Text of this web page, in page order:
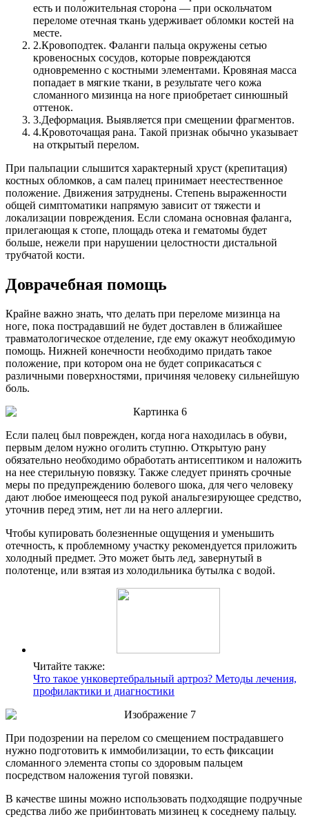
есть и положительная сторона — при оскольчатом
переломе отечная ткань удерживает обломки костей на
месте.
2.Кровоподтек. Фаланги пальца окружены сетью
кровеносных сосудов, которые повреждаются
одновременно с костными элементами. Кровяная масса
попадает в мягкие ткани, в результате чего кожа
сломанного мизинца на ноге приобретает синюшный
оттенок.
3.Деформация. Выявляется при смещении фрагментов.
4.Кровоточащая рана. Такой признак обычно указывает
на открытый перелом.
При пальпации слышится характерный хруст (крепитация)
костных обломков, а сам палец принимает неестественное
положение. Движения затруднены. Степень выраженности
общей симптоматики напрямую зависит от тяжести и
локализации повреждения. Если сломана основная фаланга,
прилегающая к стопе, площадь отека и гематомы будет
больше, нежели при нарушении целостности дистальной
трубчатой кости.
Доврачебная помощь
Крайне важно знать, что делать при переломе мизинца на
ноге, пока пострадавший не будет доставлен в ближайшее
травматологическое отделение, где ему окажут необходимую
помощь. Нижней конечности необходимо придать такое
положение, при котором она не будет соприкасаться с
различными поверхностями, причиняя человеку сильнейшую
боль.
Если палец был поврежден, когда нога находилась в обуви,
первым делом нужно оголить ступню. Открытую рану
обязательно необходимо обработать антисептиком и наложить
на нее стерильную повязку. Также следует принять срочные
меры по предупреждению болевого шока, для чего человеку
дают любое имеющееся под рукой анальгезирующее средство,
уточнив перед этим, нет ли на него аллергии.
Чтобы купировать болезненные ощущения и уменьшить
отечность, к проблемному участку рекомендуется приложить
холодный предмет. Это может быть лед, завернутый в
полотенце, или взятая из холодильника бутылка с водой.
Читайте также:
Что такое унковертебральный артроз? Методы лечения,
профилактики и диагностики
При подозрении на перелом со смещением пострадавшего
нужно подготовить к иммобилизации, то есть фиксации
сломанного элемента стопы со здоровым пальцем
посредством наложения тугой повязки.
В качестве шины можно использовать подходящие подручные
средства либо же прибинтовать мизинец к соседнему пальцу.